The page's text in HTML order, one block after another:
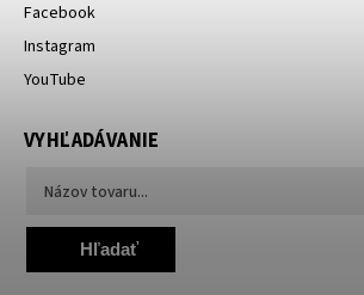
Facebook
Instagram
YouTube
VYHĽADÁVANIE
Hľadať